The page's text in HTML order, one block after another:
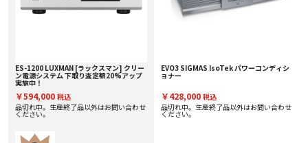
ES-1200 LUXMAN [ラックスマン] クリー
ン電源システム 下取り査定額20%アップ
実施中！
￥594,000 税込
品切れ中。生産終了品以外はお問い合わせ
ください。
EVO3 SIGMAS IsoTek パワーコンディシ
ョナー
￥428,000 税込
品切れ中。生産終了品以外はお問い合わせ
ください。